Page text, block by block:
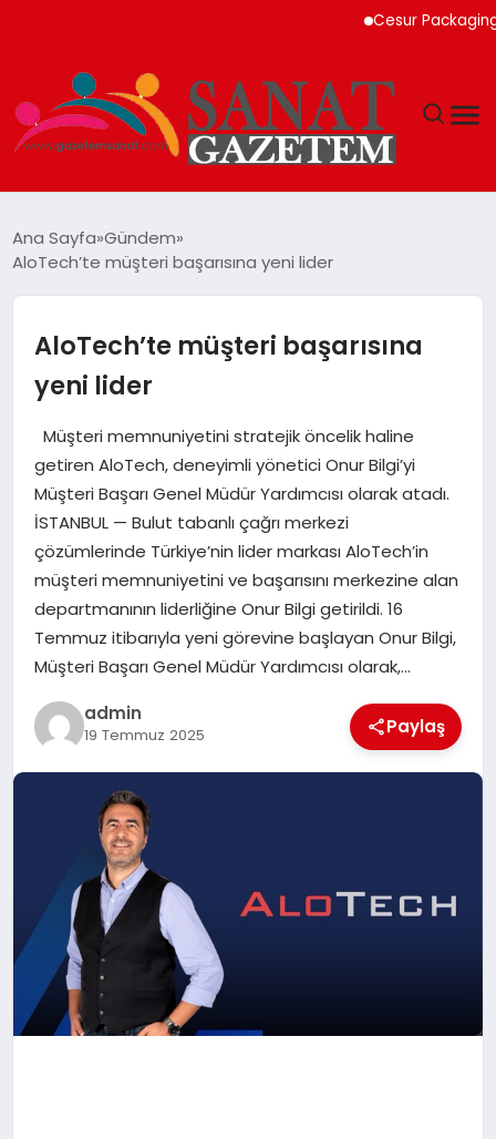
Cesur Packaging,
SIYASET
SPOR
YAŞAM
EKONOMI
SAĞLIK
DÜNYA
EĞITIM
Ana Sayfa Gündem
AloTech’te müşteri başarısına yeni lider
AloTech’te müşteri başarısına
yeni lider
Müşteri memnuniyetini stratejik öncelik haline
getiren AloTech, deneyimli yönetici Onur Bilgi’yi
Müşteri Başarı Genel Müdür Yardımcısı olarak atadı.
İSTANBUL — Bulut tabanlı çağrı merkezi
çözümlerinde Türkiye’nin lider markası AloTech’in
müşteri memnuniyetini ve başarısını merkezine alan
departmanının liderliğine Onur Bilgi getirildi. 16
Temmuz itibarıyla yeni görevine başlayan Onur Bilgi,
Müşteri Başarı Genel Müdür Yardımcısı olarak,…
admin
19 Temmuz 2025 Paylaş